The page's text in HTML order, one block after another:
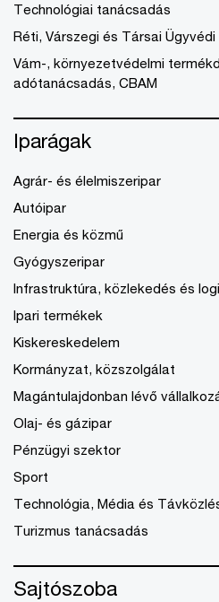
Technológiai tanácsadás
Réti, Várszegi és Társai Ügyvédi
Vám-, környezetvédelmi
adótanácsadás, CBAM
Iparágak
Agrár- és élelmiszeripar
Autóipar
Energia és közmű
Gyógyszeripar
Infrastruktúra, közlekedés és
Ipari termékek
Kiskereskedelem
Kormányzat, közszolgálat
Magántulajdonban lévő
Olaj- és gázipar
Pénzügyi szektor
Sport
Technológia, Média és
Turizmus tanácsadás
Sajtószoba